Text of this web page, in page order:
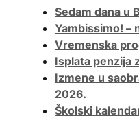
Sedam dana u
Yambissimo! –
Vremenska
Isplata penzija
Izmene u
2026.
Školski